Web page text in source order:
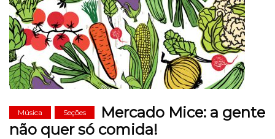
Música Seções
Mercado Mice: a gente
não quer só comida!